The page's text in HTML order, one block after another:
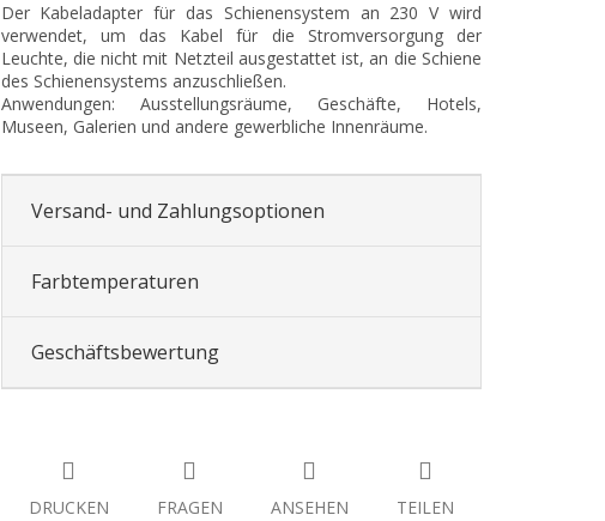
Der Kabeladapter für das Schienensystem an 230 V wird
verwendet, um das Kabel für die Stromversorgung der
Leuchte, die nicht mit Netzteil ausgestattet ist, an die Schiene
des Schienensystems anzuschließen.
Anwendungen: Ausstellungsräume, Geschäfte, Hotels,
Museen, Galerien und andere gewerbliche Innenräume.
Versand- und Zahlungsoptionen
Farbtemperaturen
Geschäftsbewertung
DRUCKEN FRAGEN ANSEHEN TEILEN